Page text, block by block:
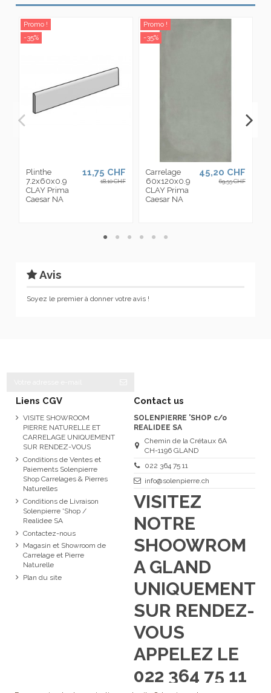
Promo !
-35%
Plinthe
7.2x60x0.9
CLAY Prima
Caesar NA
11,75 CHF
18,10 CHF
Promo !
-35%
Carrelage
60x120x0.9
CLAY Prima
Caesar NA
45,20 CHF
69,55 CHF
Avis
Soyez le premier à donner votre avis !
Liens CGV
VISITE SHOWROOM
PIERRE NATURELLE ET
CARRELAGE UNIQUEMENT
SUR RENDEZ-VOUS
Conditions de Ventes et
Paiements Solenpierre
Shop Carrelages & Pierres
Naturelles
Conditions de Livraison
Solenpierre 'Shop /
Realidee SA
Contactez-nous
Magasin et Showroom de
Carrelage et Pierre
Naturelle
Plan du site
Contact us
SOLENPIERRE 'SHOP c/o
REALIDEE SA
Chemin de la Crétaux 6A
CH-1196 GLAND
022 364 75 11
info@solenpierre.ch
VISITEZ
NOTRE
SHOOWROM
A GLAND
UNIQUEMENT
SUR RENDEZ-
VOUS
APPELEZ LE
022 364 75 11